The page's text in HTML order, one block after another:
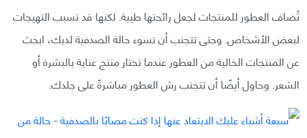
تُضاف العطور للمنتجات لجعل رائحتها طيبة. لكنها قد تسبب التهيجات
لبعض الأشخاص. وحتى تتجنب أن تسوء حالة الصدفية لديك، ابحث
عن المنتجات الخالية من العطور عندما تختار منتج عناية بالبشرة أو
الشعر. وحاول أيضًا أن تتجنب رش العطور مباشرةً على جلدك.